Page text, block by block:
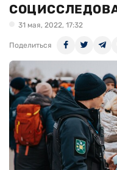
31 мая, 2022, 17:32
Поделиться